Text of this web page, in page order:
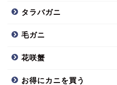
タラバガニ
毛ガニ
花咲蟹
お得にカニを買う